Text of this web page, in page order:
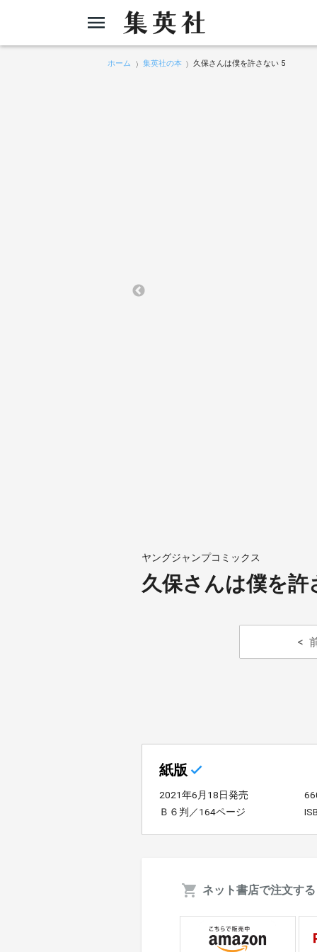
ホーム 集英社の本 久保さんは僕を許さない 5
ヤングジャンプコミックス
久保さんは僕を許
紙版
2021年6月18日発売
Ｂ６判／164ページ
ネット書店で注文する